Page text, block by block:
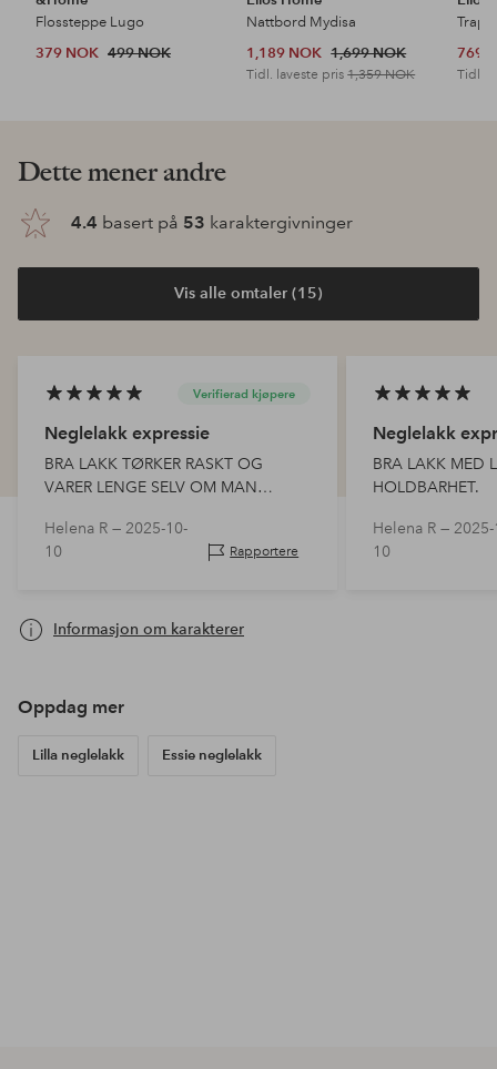
Flossteppe Lugo
379 NOK 499 NOK
Nattbord Mydisa
1,189 NOK 1,699 NOK
Tidl. laveste pris1,359 NOK
769
Tidl.
Dette mener andre
4.4 basert på 53 karaktergivninger
Vis alle omtaler (15)
Verifierad kjøpere
Neglelakk expressie
BRA LAKK TØRKER RASKT OG
VARER LENGE SELV OM MAN
GJØR ANDRE TING MED HENDENE
Helena R — 2025-10-
10
Rapportere
Neglelakk
BRA LAKK MED
HOLDBARHET.
Helena R — 2025-
10
Informasjon om karakterer
Oppdag mer
Lilla neglelakk Essie neglelakk